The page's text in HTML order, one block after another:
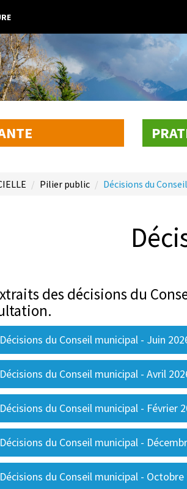
Pilier public Décisions du
des décisions du
Décisions du Conseil municipal - Juin
Décisions du Conseil municipal - Avril
Décisions du Conseil municipal - Février
Décisions du Conseil municipal -
Décisions du Conseil municipal - Octobre